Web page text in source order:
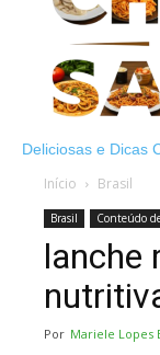
Deliciosas e Dicas
Início Brasil
Brasil Conteúdo
lanche
Por Mariele Lopes